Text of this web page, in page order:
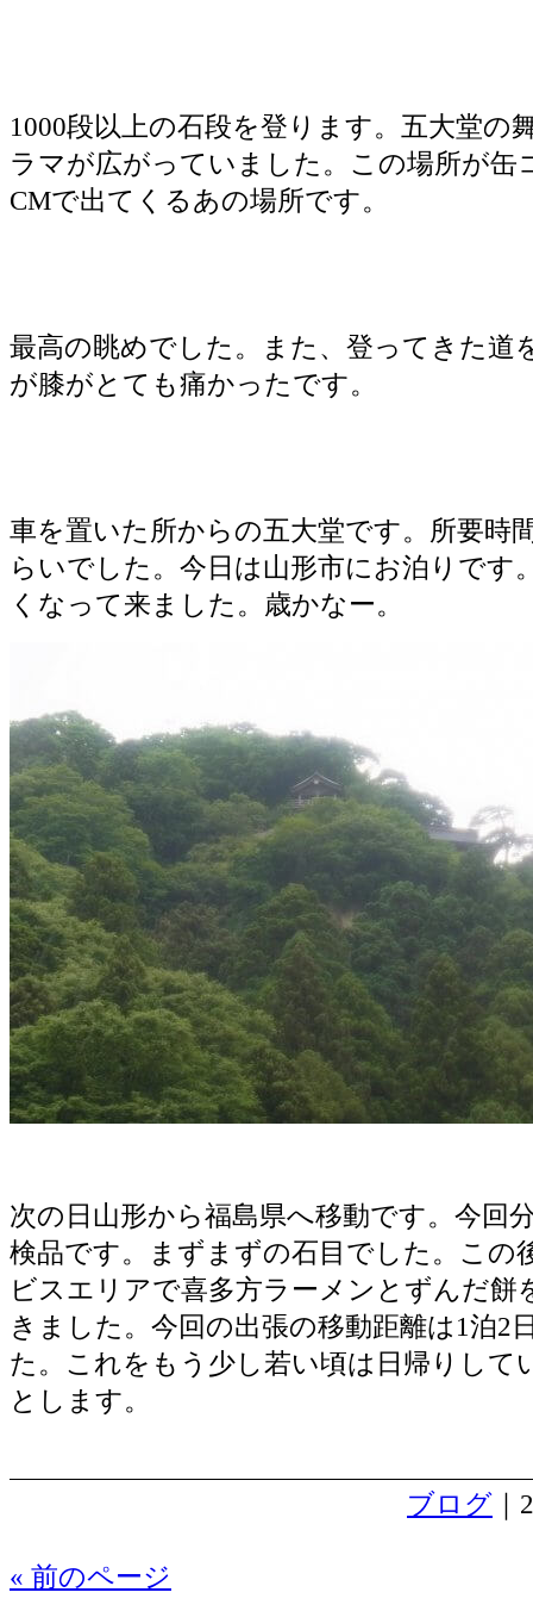
1000段以上の石段を登ります。五大堂の
ラマが広がっていました。この場所が缶
CMで出てくるあの場所です。
最高の眺めでした。また、登ってきた道
が膝がとても痛かったです。
車を置いた所からの五大堂です。所要時
らいでした。今日は山形市にお泊りです
くなって来ました。歳かなー。
次の日山形から福島県へ移動です。今回
検品です。まずまずの石目でした。この
ビスエリアで喜多方ラーメンとずんだ餅
きました。今回の出張の移動距離は1泊2
た。これをもう少し若い頃は日帰りして
とします。
ブログ
« 前のページ